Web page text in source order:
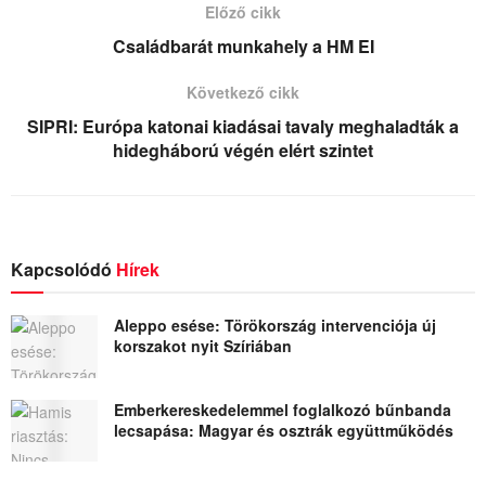
Előző cikk
Családbarát munkahely a HM EI
Következő cikk
SIPRI: Európa katonai kiadásai tavaly meghaladták a
hidegháború végén elért szintet
Kapcsolódó Hírek
Aleppo esése: Törökország intervenciója új
korszakot nyit Szíriában
Emberkereskedelemmel foglalkozó bűnbanda
lecsapása: Magyar és osztrák együttműködés